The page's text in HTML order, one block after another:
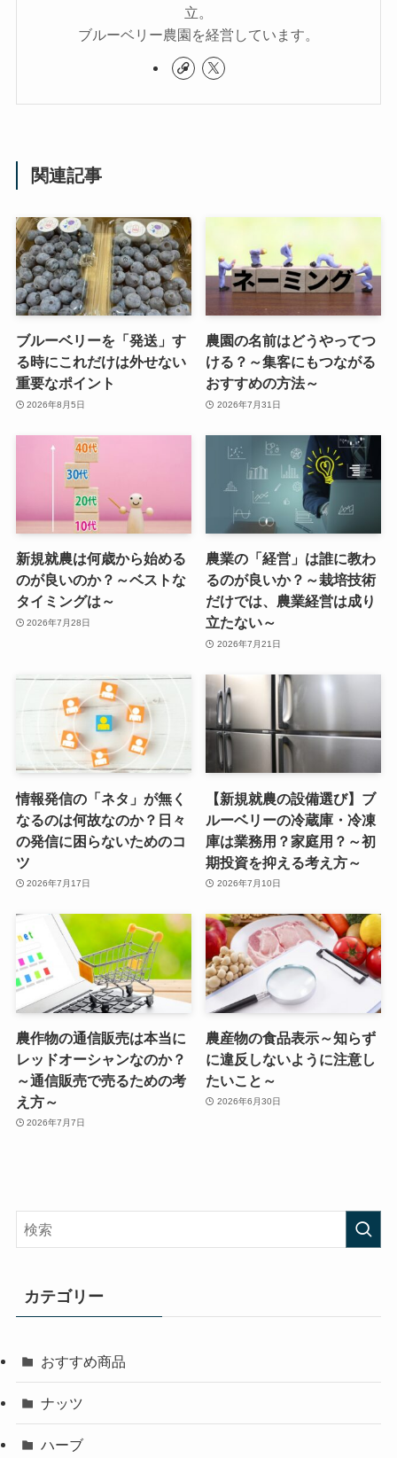
立。
ブルーベリー農園を経営しています。
関連記事
ブルーベリーを「発送」す
る時にこれだけは外せない
重要なポイント
2026年8月5日
農園の名前はどうやってつ
ける？～集客にもつながる
おすすめの方法～
2026年7月31日
新規就農は何歳から始める
のが良いのか？～ベストな
タイミングは～
2026年7月28日
農業の「経営」は誰に教わ
るのが良いか？～栽培技術
だけでは、農業経営は成り
立たない～
2026年7月21日
情報発信の「ネタ」が無く
なるのは何故なのか？日々
の発信に困らないためのコ
ツ
2026年7月17日
【新規就農の設備選び】ブ
ルーベリーの冷蔵庫・冷凍
庫は業務用？家庭用？～初
期投資を抑える考え方～
2026年7月10日
農作物の通信販売は本当に
レッドオーシャンなのか？
～通信販売で売るための考
え方～
2026年7月7日
農産物の食品表示～知らず
に違反しないように注意し
たいこと～
2026年6月30日
カテゴリー
おすすめ商品
ナッツ
ハーブ